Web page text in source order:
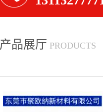
产品展厅 PRODUCTS